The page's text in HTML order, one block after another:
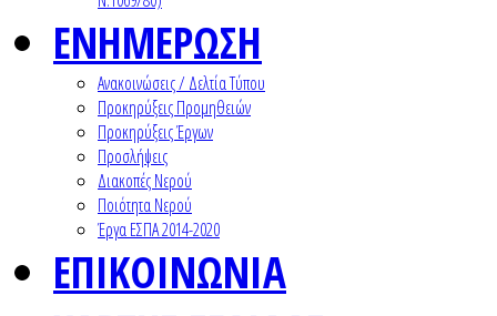
ΕΝΗΜΕΡΩΣΗ
Ανακοινώσεις / Δελτία Τύπου
Προκηρύξεις Προμηθειών
Προκηρύξεις Έργων
Προσλήψεις
Διακοπές Νερού
Ποιότητα Νερού
Έργα ΕΣΠΑ 2014-2020
ΕΠΙΚΟΙΝΩΝΙΑ